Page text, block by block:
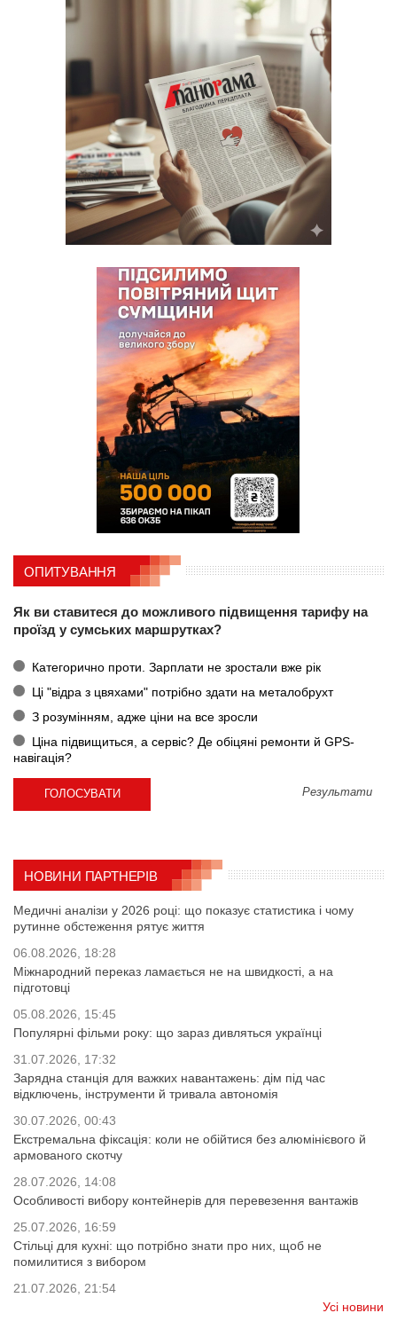
ОПИТУВАННЯ
Як ви ставитеся до можливого підвищення тарифу на
проїзд у сумських маршрутках?
Категорично проти. Зарплати не зростали вже рік
Ці "відра з цвяхами" потрібно здати на металобрухт
З розумінням, адже ціни на все зросли
Ціна підвищиться, а сервіс? Де обіцяні ремонти й GPS-
навігація?
Результати
НОВИНИ ПАРТНЕРІВ
Медичні аналізи у 2026 році: що показує статистика і чому
рутинне обстеження рятує життя
06.08.2026, 18:28
Міжнародний переказ ламається не на швидкості, а на
підготовці
05.08.2026, 15:45
Популярні фільми року: що зараз дивляться українці
31.07.2026, 17:32
Зарядна станція для важких навантажень: дім під час
відключень, інструменти й тривала автономія
30.07.2026, 00:43
Екстремальна фіксація: коли не обійтися без алюмінієвого й
армованого скотчу
28.07.2026, 14:08
Особливості вибору контейнерів для перевезення вантажів
25.07.2026, 16:59
Стільці для кухні: що потрібно знати про них, щоб не
помилитися з вибором
21.07.2026, 21:54
Усі новини